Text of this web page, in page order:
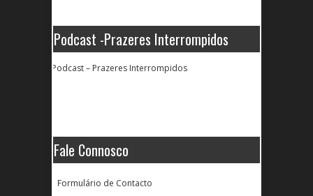
Podcast -Prazeres Interrompidos
Podcast – Prazeres Interrompidos
Fale Connosco
Formulário de Contacto